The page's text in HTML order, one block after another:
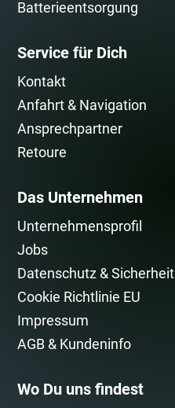
Batterieentsorgung
Service für Dich
Kontakt
Anfahrt & Navigation
Ansprechpartner
Retoure
Das Unternehmen
Unternehmensprofil
Jobs
Datenschutz & Sicherheit
Cookie Richtlinie EU
Impressum
AGB & Kundeninfo
Wo Du uns findest